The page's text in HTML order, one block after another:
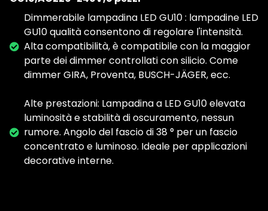
Dimmerabile lampadina LED GU10 : lampadine LED
GU10 qualità consentono di regolare l'intensità.
Alta compatibilità, è compatibile con la maggior
parte dei dimmer controllati con silicio. Come
dimmer GIRA, Proventa, BUSCH-JÄGER, ecc.
Alte prestazioni: Lampadina a LED GU10 elevata
luminosità e stabilità di oscuramento, nessun
rumore. Angolo del fascio di 38 ° per un fascio
concentrato e luminoso. Ideale per applicazioni
decorative interne.